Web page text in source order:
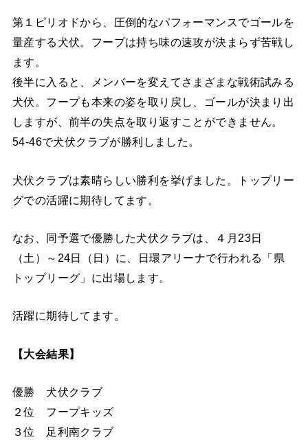
第１ピリオドから、圧倒的なパフォーマンスでゴールを
量産する犬伏。フープは持ち味の速攻が決まらず苦戦し
ます。
後半に入ると、メンバーを変えてさまざまな戦術試みる
犬伏。フープも本来の姿を取り戻し、ゴールが決まり出
しますが、前半の失点を取り返すことができません。
54-46で犬伏クラブが勝利しました。
犬伏クラブは素晴らしい勝利を挙げました。トップリー
グでの活躍に期待してます。
なお、同予選で優勝した犬伏クラブは、４月23日
（土）～24日（日）に、日環アリーナで行われる「県
トップリーグ」に出場します。
活躍に期待してます。
【大会結果】
優勝 犬伏クラブ
２位 フープキッズ
３位 足利南クラブ